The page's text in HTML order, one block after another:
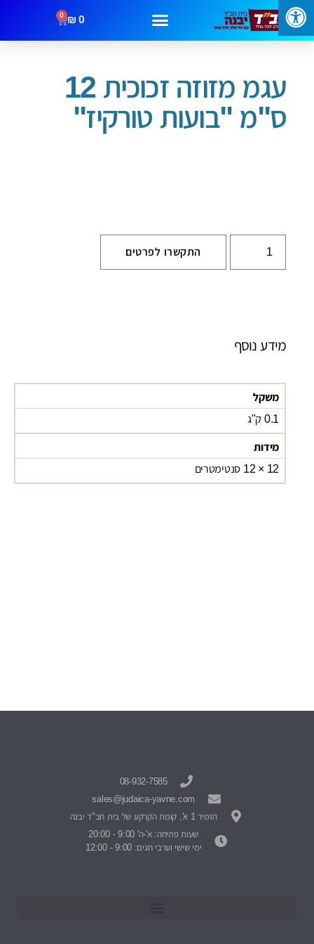
0
₪
0
עמוד הבית/בתי מזוזה / עגמ מזוזה זכוכית 12 ס"מ "בועות טורקיז"
עגמ מזוזה זכוכית 12
ס"מ "בועות טורקיז"
התקשרו לפרטים
מידע נוסף
משקל
0.1 ק"ג
מידות
12 × 12 סנטימטרים
08-932-7585
sales@judaica-yavne.com
הזמיר 1 א', קומת הקרקע של בית חב"ד יבנה
שעות פתיחה: א'-ה' 9:00 - 20:00
ימי שישי וערבי חגים: 9:00 - 12:00